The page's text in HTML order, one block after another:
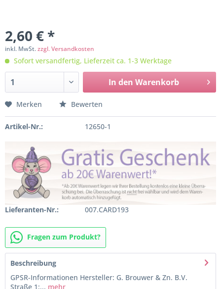
2,60 € *
inkl. MwSt.zzgl. Versandkosten
Sofort versandfertig, Lieferzeit ca. 1-3 Werktage
In den Warenkorb
Merken Bewerten
Artikel-Nr.: 12650-1
Lieferanten-Nr.: 007.CARD193
Fragen zum Produkt?
Beschreibung
GPSR-Informationen Hersteller: G. Brouwer & Zn. B.V.
Straße 1:... mehr